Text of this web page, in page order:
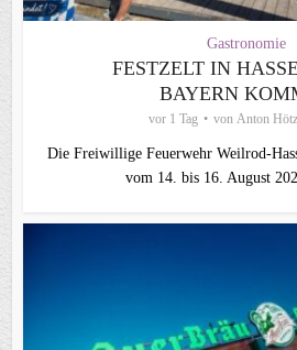
Gastronomie
FESTZELT IN
BAYERN
vor 1 Tag von Anton
Die Freiwillige Feuerwehr Weilrod-
vom 14. bis 16. August